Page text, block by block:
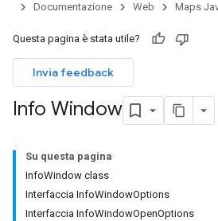
Documentazione
Web Maps
Questa pagina è stata utile?
Invia feedback
Info Window
Su questa pagina
InfoWindow class
Interfaccia InfoWindowOptions
Interfaccia InfoWindowOpenOptions